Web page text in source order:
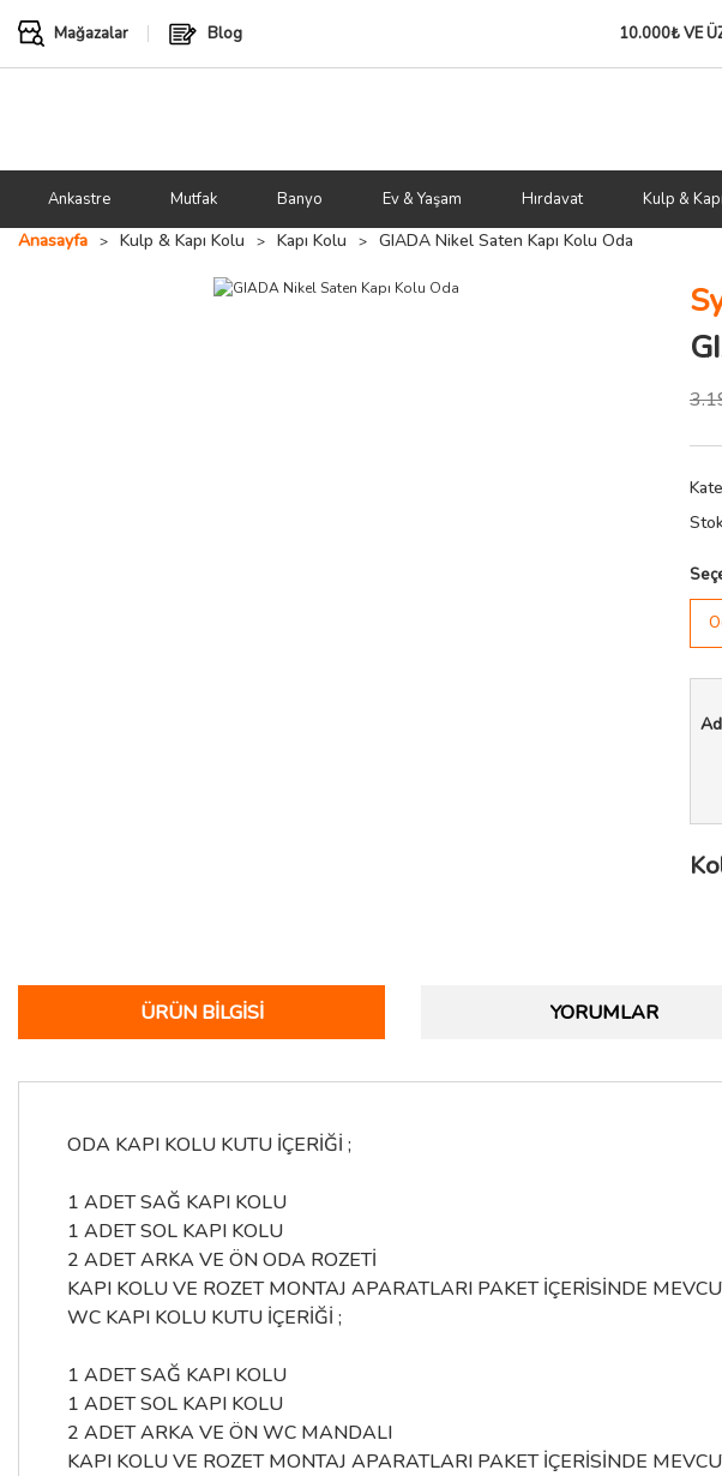
Mağazalar Blog 10.000₺ VE
Ankastre Mutfak Banyo Ev & Yaşam Hırdavat Kulp &
Anasayfa
Kulp & Kapı Kolu Kapı Kolu GIADA Nikel Saten Kapı Kolu Oda
ÜRÜN BILGISI YORUMLAR
ODA KAPI KOLU KUTU İÇERİĞİ ;
1 ADET SAĞ KAPI KOLU
1 ADET SOL KAPI KOLU
2 ADET ARKA VE ÖN ODA ROZETİ
KAPI KOLU VE ROZET MONTAJ APARATLARI PAKET İÇERİSİNDE
WC KAPI KOLU KUTU İÇERİĞİ ;
1 ADET SAĞ KAPI KOLU
1 ADET SOL KAPI KOLU
2 ADET ARKA VE ÖN WC MANDALI
KAPI KOLU VE ROZET MONTAJ APARATLARI PAKET İÇERİSİNDE